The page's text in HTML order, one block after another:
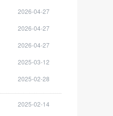
2026-04-27
2026-04-27
2026-04-27
2025-03-12
2025-02-28
2025-02-14